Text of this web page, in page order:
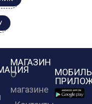
МАГАЗИН
О
магазине